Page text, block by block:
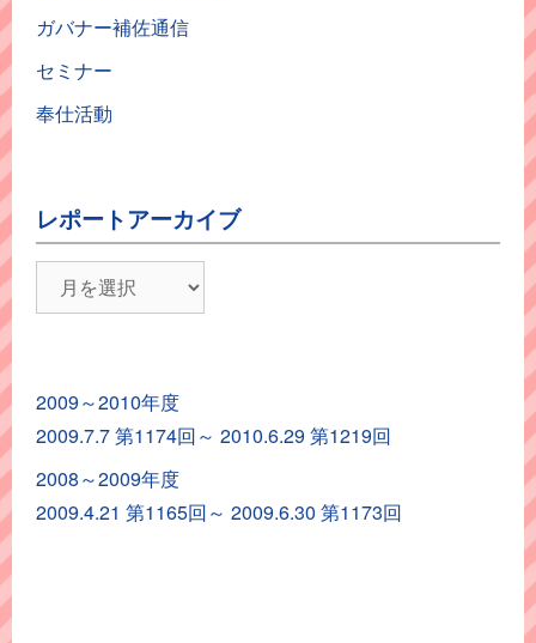
ガバナー補佐通信
セミナー
奉仕活動
レポートアーカイブ
ポ
ア
ー
カ
イ
2009～2010年度
2009.7.7 第1174回～ 2010.6.29 第1219回
2008～2009年度
2009.4.21 第1165回～ 2009.6.30 第1173回